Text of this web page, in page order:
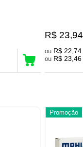
R$ 23,94
ou R$ 22,74
ou R$ 23,46
Promoção